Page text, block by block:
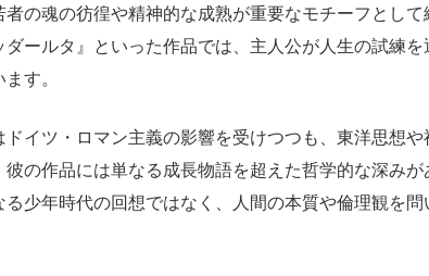
者の魂の彷徨や精神的な成熟が重要なモチーフとし
ダールタ』といった作品では、主人公が人生の試練
す。
ドイツ・ロマン主義の影響を受けつつも、東洋思想
彼の作品には単なる成長物語を超えた哲学的な深み
る少年時代の回想ではなく、人間の本質や倫理観を